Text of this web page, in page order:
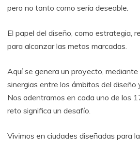
pero no tanto como sería deseable.
El papel del diseño, como estrategia,
para alcanzar las metas marcadas.
Aquí se genera un proyecto, mediante
sinergias entre los ámbitos del diseño
Nos adentramos en cada uno de los
reto significa un desafío.
Vivimos en ciudades diseñadas para